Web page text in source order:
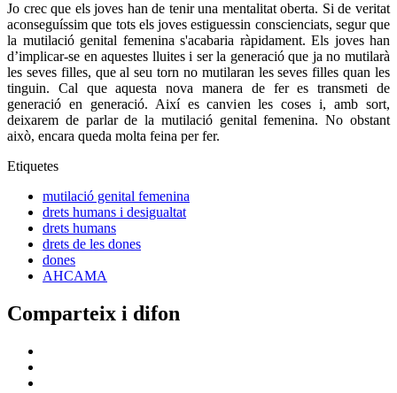
Jo crec que els joves han de tenir una mentalitat oberta. Si de veritat
aconseguíssim que tots els joves estiguessin conscienciats, segur que
la mutilació genital femenina s'acabaria ràpidament. Els joves han
d’implicar-se en aquestes lluites i ser la generació que ja no mutilarà
les seves filles, que al seu torn no mutilaran les seves filles quan les
tinguin. Cal que aquesta nova manera de fer es transmeti de
generació en generació. Així es canvien les coses i, amb sort,
deixarem de parlar de la mutilació genital femenina. No obstant
això, encara queda molta feina per fer.
Etiquetes
mutilació genital femenina
drets humans i desigualtat
drets humans
drets de les dones
dones
AHCAMA
Comparteix i difon